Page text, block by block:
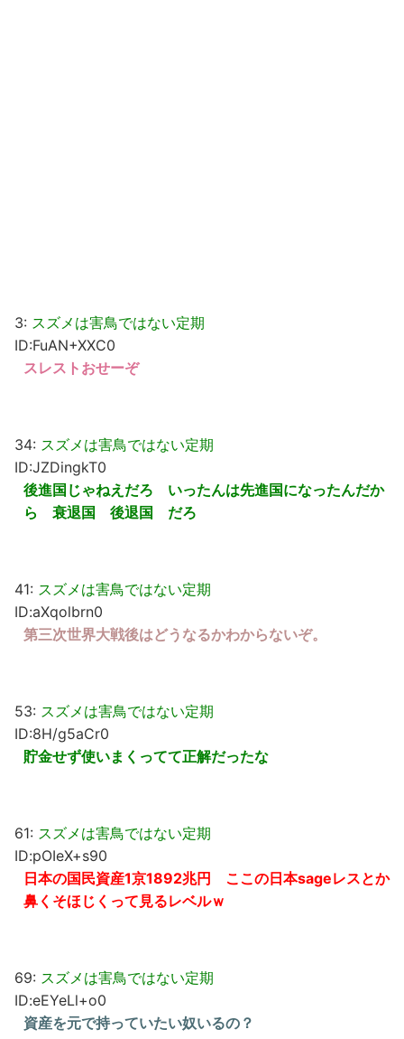
3: スズメは害鳥ではない定期
ID:FuAN+XXC0
スレストおせーぞ
34: スズメは害鳥ではない定期
ID:JZDingkT0
後進国じゃねえだろ いったんは先進国になったんだか
ら 衰退国 後退国 だろ
41: スズメは害鳥ではない定期
ID:aXqolbrn0
第三次世界大戦後はどうなるかわからないぞ。
53: スズメは害鳥ではない定期
ID:8H/g5aCr0
貯金せず使いまくってて正解だったな
61: スズメは害鳥ではない定期
ID:pOIeX+s90
日本の国民資産1京1892兆円 ここの日本sageレスとか
鼻くそほじくって見るレベルｗ
69: スズメは害鳥ではない定期
ID:eEYeLl+o0
資産を元で持っていたい奴いるの？